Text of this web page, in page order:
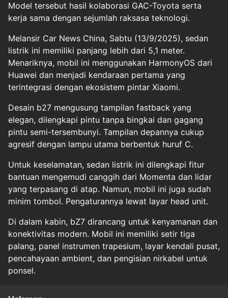
Model tersebut hasil kolaborasi GAC-Toyota serta
kerja sama dengan sejumlah raksasa teknologi.
Melansir Car News China, Sabtu (13/9/2025), sedan
listrik ini memiliki panjang lebih dari 5,1 meter.
Menariknya, mobil ini menggunakan HarmonyOS dari
Huawei dan menjadi kendaraan pertama yang
terintegrasi dengan ekosistem pintar Xiaomi.
Desain b27 mengusung tampilan fastback yang
elegan, dilengkapi pintu tanpa bingkai dan gagang
pintu semi-tersembunyi. Tampilan depannya cukup
agresif dengan lampu utama berbentuk huruf C.
Untuk keselamatan, sedan listrik ini dilengkapi fitur
bantuan mengemudi canggih dari Momenta dan lidar
yang terpasang di atap. Namun, mobil ini juga sudah
minim tombol. Pengaturannya lewat layar head unit.
Di dalam kabin, bZ7 dirancang untuk kenyamanan dan
konektivitas modern. Mobil ini memiliki setir tiga
palang, panel instrumen trapesium, layar kendali pusat,
pencahayaan ambient, dan pengisian nirkabel untuk
ponsel.